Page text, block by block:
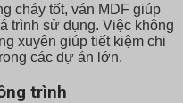
cháy tốt, ván MDF giúp
trình sử dụng. Việc không
xuyên giúp tiết kiệm chi
các dự án lớn.
trình